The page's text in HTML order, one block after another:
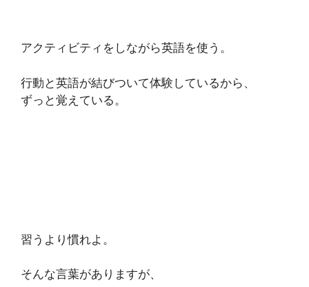
アクティビティをしながら英語を使う。
行動と英語が結びついて体験しているから、
ずっと覚えている。
習うより慣れよ。
そんな言葉がありますが、